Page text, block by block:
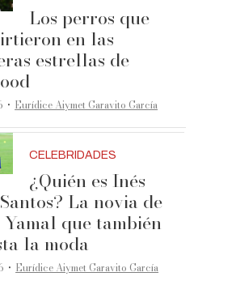
Los perros que
en las
estrellas de
·Eurídice Aiymet Garavito García
CELEBRIDADES
¿Quién es Inés
La novia de
que también
la moda
·Eurídice Aiymet Garavito García